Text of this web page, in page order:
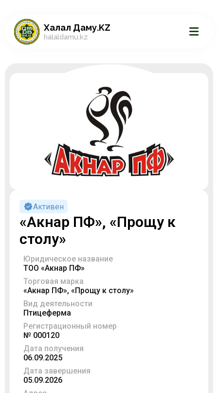
Халал Даму.KZ
halaldamu.kz
Активен
«Акнар ПФ», «Прощу к
столу»
Юридическое название
ТОО «Акнар ПФ»
Торговая марка
«Акнар ПФ», «Прощу к столу»
Вид деятельности
Птицеферма
Регистрационный номер
№ 000120
Дата получения
06.09.2025
Дата завершения
05.09.2026